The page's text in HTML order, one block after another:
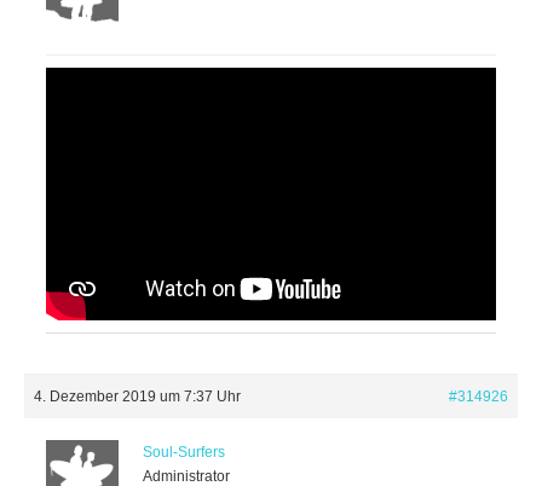
4. Dezember 2019 um 7:37 Uhr #314926
Soul-Surfers
Administrator